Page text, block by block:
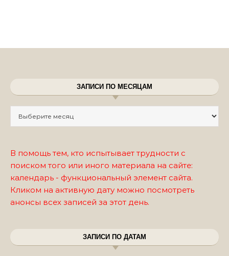
ЗАПИСИ ПО МЕСЯЦАМ
В помощь тем, кто испытывает трудности с
поиском того или иного материала на сайте:
календарь - функциональный элемент сайта.
Кликом на активную дату можно посмотреть
анонсы всех записей за этот день.
ЗАПИСИ ПО ДАТАМ